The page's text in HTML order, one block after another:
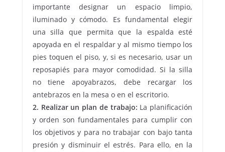
importante designar un espacio limpio,
iluminado y cómodo. Es fundamental elegir
una silla que permita que la espalda esté
apoyada en el respaldar y al mismo tiempo los
pies toquen el piso, y, si es necesario, usar un
reposapiés para mayor comodidad. Si la silla
no tiene apoyabrazos, debe recargar los
antebrazos en la mesa o en el escritorio.
2. Realizar un plan de trabajo: La planificación
y orden son fundamentales para cumplir con
los objetivos y para no trabajar con bajo tanta
presión y disminuir el estrés. Para ello, en la